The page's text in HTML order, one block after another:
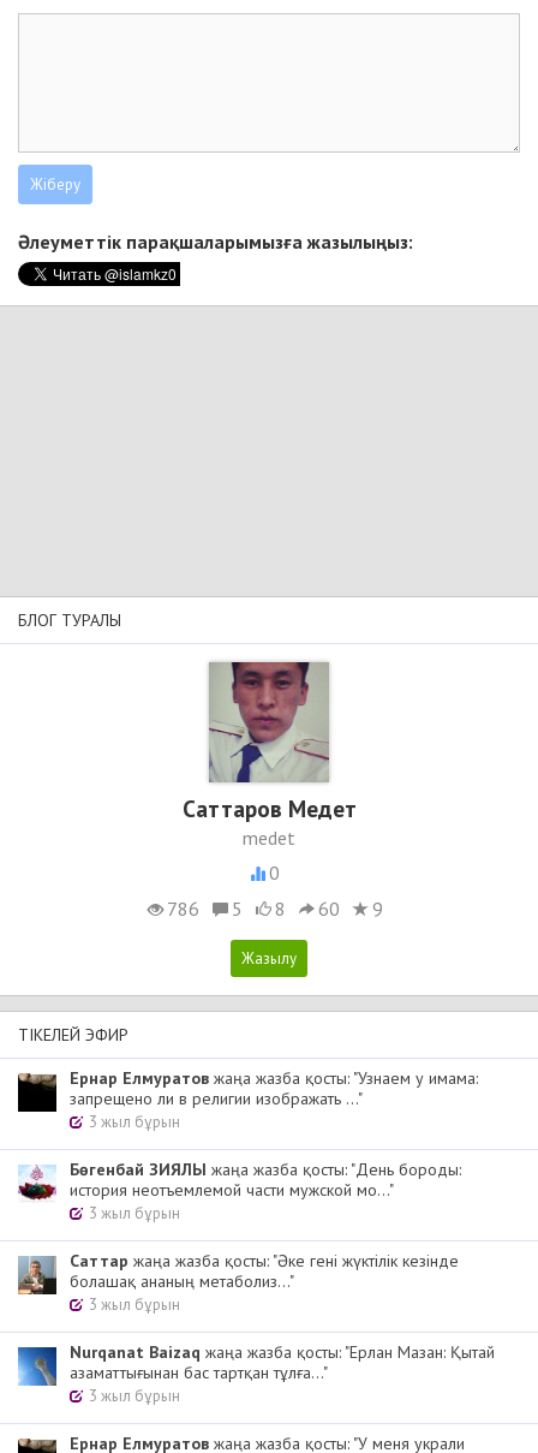
Әлеуметтік парақшаларымызға жазылыңыз:
БЛОГ ТУРАЛЫ
Саттаров Медет
medet
0
786
5 8 60 9
ТІКЕЛЕЙ ЭФИР
Ернар Елмуратов жаңа жазба қосты: "Узнаем у имама:
запрещено ли в религии изображать ..."
3 жыл бұрын
Бөгенбай ЗИЯЛЫ жаңа жазба қосты: "День бороды:
история неотъемлемой части мужской мо..."
3 жыл бұрын
Cаттар жаңа жазба қосты: "Әке гені жүктілік кезінде
болашақ ананың метаболиз..."
3 жыл бұрын
Nurqanat Baizaq жаңа жазба қосты: "Ерлан Мазан: Қытай
азаматтығынан бас тартқан тұлға..."
3 жыл бұрын
Ернар Елмуратов жаңа жазба қосты: "У меня украли